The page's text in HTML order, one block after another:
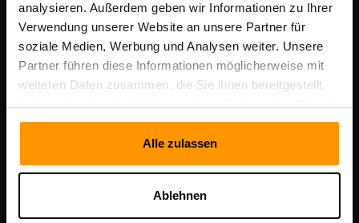
analysieren. Außerdem geben wir Informationen zu Ihrer
Verwendung unserer Website an unsere Partner für
soziale Medien, Werbung und Analysen weiter. Unsere
Partner führen diese Informationen möglicherweise mit
weiteren Daten zusammen, die Sie ihnen bereitgestellt
gesammelt haben.
Alle zulassen
Ablehnen
Scalable Hosting Solutions OÜ
Registrierungscode: 14652605
Umsatzsteuer-Identifikationsnummer: EE102133820
Adresse: Harju maakond, Tallinn, Kesklinna linnaosa,
Vesivärava tn 50-201, 10152